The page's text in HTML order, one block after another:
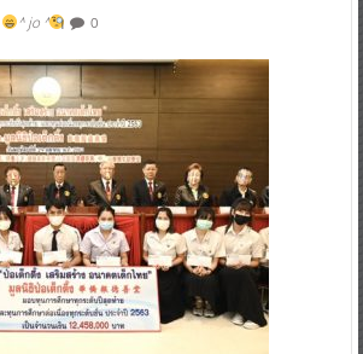
^ jo ^ 0